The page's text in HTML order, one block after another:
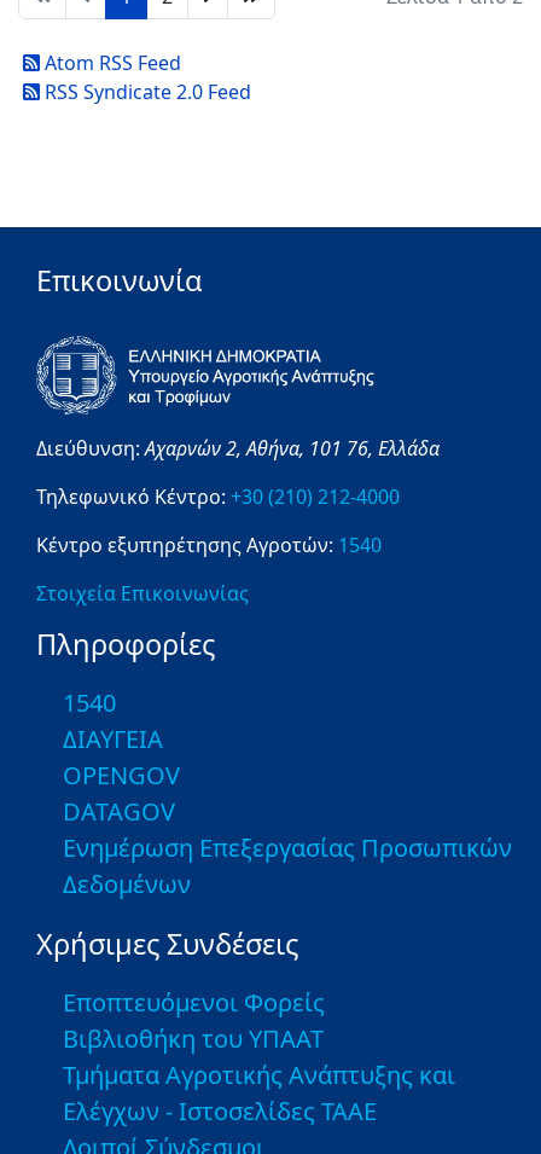
Atom RSS Feed
RSS Syndicate 2.0 Feed
Επικοινωνία
Διεύθυνση:Αχαρνών 2,Αθήνα, 101 76, Ελλάδα
Τηλεφωνικό Κέντρο: +30 (210) 212-4000
Κέντρο εξυπηρέτησης Αγροτών: 1540
Στοιχεία Επικοινωνίας
Πληροφορίες
1540
ΔΙΑΥΓΕΙΑ
OPENGOV
DATAGOV
Ενημέρωση Επεξεργασίας Προσωπικών
Δεδομένων
Χρήσιμες Συνδέσεις
Εποπτευόμενοι Φορείς
Βιβλιοθήκη του ΥΠΑΑΤ
Τμήματα Αγροτικής Ανάπτυξης και
Ελέγχων - Ιστοσελίδες ΤΑΑΕ
Λοιποί Σύνδεσμοι